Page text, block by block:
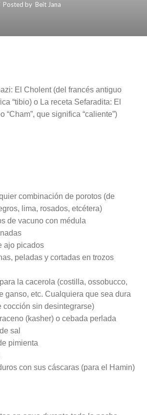
Posted by Beit Jana
El Cholent (del francés antiguo
“tibio) o La receta Sefaradita: El
“Cham”, que significa “caliente”)
combinación de porotos (de
lima, rosados, etcétera)
de vacuno con médula
ajo picados
peladas y cortadas en trozos
la cacerola (costilla, ossobucco,
ganso, etc. Cualquiera que sea dura
cocción sin desintegrarse)
(kasher) o cebada perlada
sal
pimienta
con sus cáscaras (para el Hamin)